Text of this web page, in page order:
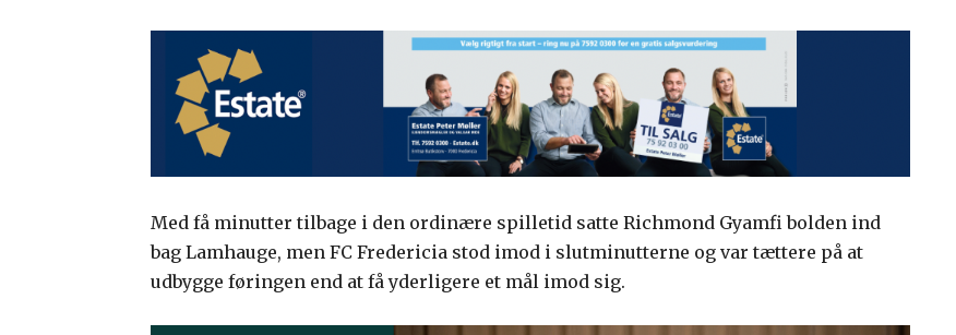
Med få minutter tilbage i den ordinære spilletid satte Richmond Gyamfi bolden ind
bag Lamhauge, men FC Fredericia stod imod i slutminutterne og var tættere på at
udbygge føringen end at få yderligere et mål imod sig.